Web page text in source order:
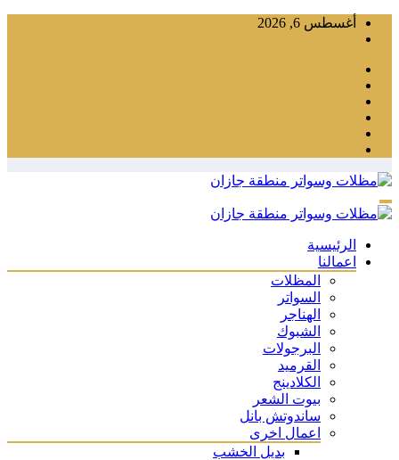
التجاوزأغسطس 6, 2026
الرئيسية
اعمالنا
المظلات
السواتر
الهناجر
الشبوك
البرجولات
القرميد
الكلادينج
بيوت الشعر
ساندوتش بانل
اعمال اخرى
بديل الخشب